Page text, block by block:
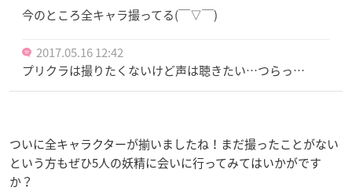
今のところ全キャラ撮ってる(￣▽￣)
2017.05.16 12:42
プリクラは撮りたくないけど声は聴きたい…つらっ…
ついに全キャラクターが揃いましたね！まだ撮ったことがない
という方もぜひ5人の妖精に会いに行ってみてはいかがです
か？